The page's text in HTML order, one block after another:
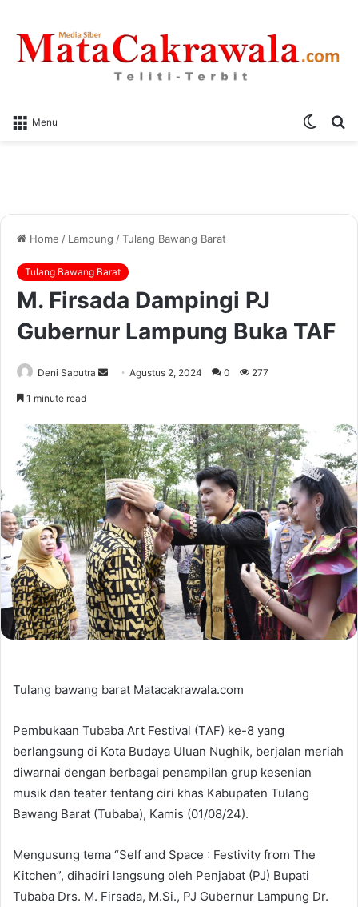
Menu
Switch
Home / Lampung /Tulang Bawang Barat
Tulang Bawang Barat
M. Firsada Dampingi PJ
Gubernur Lampung Buka TAF
Deni Saputra
SendAgustus 2, 2024 0 277
1 minute read
Tulang bawang barat Matacakrawala.com
Pembukaan Tubaba Art Festival (TAF) ke-8 yang
berlangsung di Kota Budaya Uluan Nughik, berjalan meriah
diwarnai dengan berbagai penampilan grup kesenian
musik dan teater tentang ciri khas Kabupaten Tulang
Bawang Barat (Tubaba), Kamis (01/08/24).
Mengusung tema “Self and Space : Festivity from The
Kitchen”, dihadiri langsung oleh Penjabat (PJ) Bupati
Tubaba Drs. M. Firsada, M.Si., PJ Gubernur Lampung Dr.